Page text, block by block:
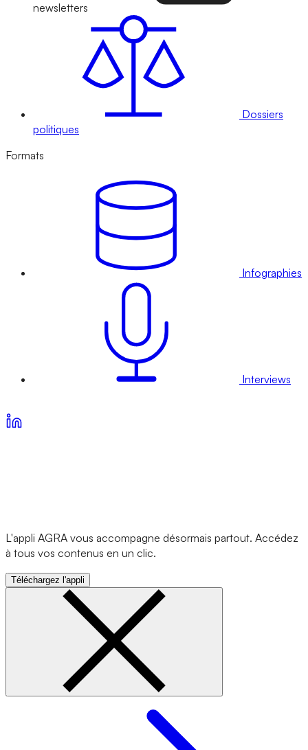
newsletters
Dossiers
politiques
Formats
Infographies
Interviews
L'appli AGRA vous accompagne désormais partout. Accédez
à tous vos contenus en un clic.
Téléchargez l'appli